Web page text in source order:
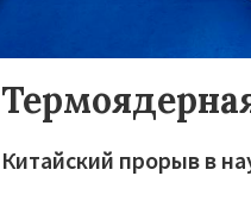
Китайский прорыв в